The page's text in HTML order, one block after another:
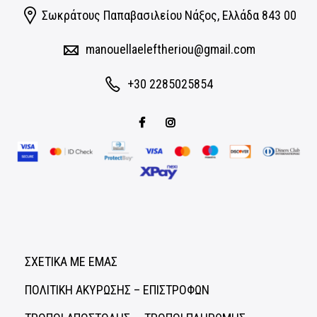
Σωκράτους Παπαβασιλείου Νάξος, Eλλάδα 843 00
manouellaeleftheriou@gmail.com
+30 2285025854
ΣΧΕΤΙΚΑ ΜΕ ΕΜΑΣ
ΠΟΛΙΤΙΚΗ ΑΚΥΡΩΣΗΣ – ΕΠΙΣΤΡΟΦΩΝ